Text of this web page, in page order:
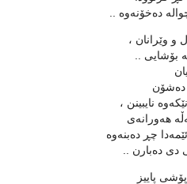
ده‌خۆنه‌وه‌ ..
و وێرانان ،
بۆشایی ..
ده‌شۆن
نایبینن ،
هه‌ورانه‌ی
چڕ ده‌بنه‌وه‌
ده‌بارن ..
پاییز